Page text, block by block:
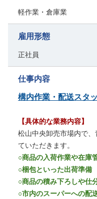
軽作業・倉庫業
雇用形態
正社員
仕事内容
構内作業・配送スタ
【具体的な業務内容】
松山中央卸売市場内で
ていただきます。
○商品の入荷作業や在庫
○梱包といった出荷準備
○商品の積み下ろしや仕
○市内のスーパーへの配